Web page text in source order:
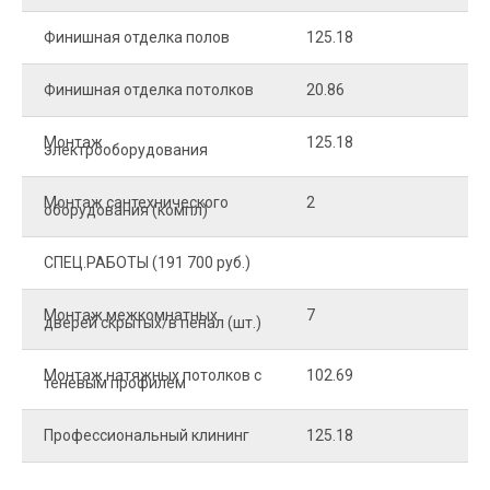
Финишная отделка полов 125.18
Финишная отделка потолков 20.86
Монтаж
электрооборудования 125.18
Монтаж сантехнического
оборудования (компл) 2
СПЕЦ.РАБОТЫ (191 700 руб.)
Монтаж межкомнатных
дверей скрытых/в пенал (шт.) 7
Монтаж натяжных потолков с
теневым профилем 102.69
Профессиональный клининг 125.18